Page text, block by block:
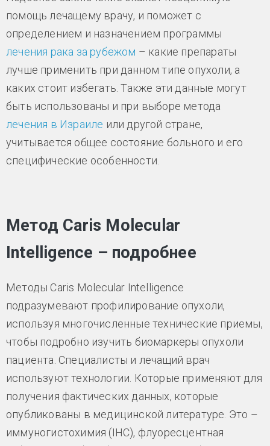
помощь лечащему врачу, и поможет с
определением и назначением программы
лечения рака за рубежом – какие препараты
лучше применить при данном типе опухоли, а
каких стоит избегать. Также эти данные могут
быть использованы и при выборе метода
лечения в Израиле или другой стране,
учитывается общее состояние больного и его
специфические особенности.
Метод Caris Molecular
Intelligence – подробнее
Методы Caris Molecular Intelligence
подразумевают профилирование опухоли,
используя многочисленные технические приемы,
чтобы подробно изучить биомаркеры опухоли
пациента. Специалисты и лечащий врач
используют технологии. Которые применяют для
получения фактических данных, которые
опубликованы в медицинской литературе. Это –
иммуногистохимия (IHC), флуоресцентная